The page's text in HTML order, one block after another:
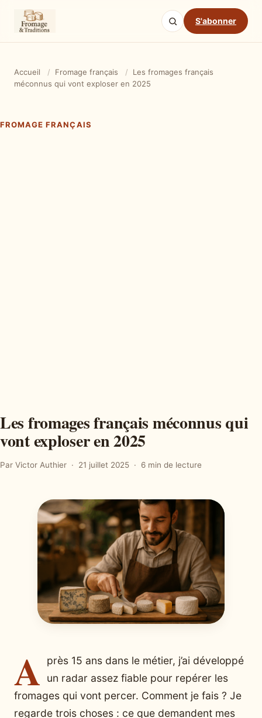
S'abonner
Accueil / Fromage français /
Les fromages français
méconnus qui vont exploser en 2025
FROMAGE FRANÇAIS
Les fromages français méconnus qui
vont exploser en 2025
Par Victor Authier 21 juillet 2025 6 min de lecture
A
près 15 ans dans le métier, j’ai développé
un radar assez fiable pour repérer les
fromages qui vont percer. Comment je fais ? Je
regarde trois choses : ce que demandent mes